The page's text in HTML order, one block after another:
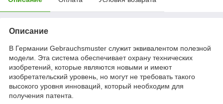
Описание
В Германии Gebrauchsmuster служит эквивалентом полезной
модели. Эта система обеспечивает охрану технических
изобретений, которые являются новыми и имеют
изобретательский уровень, но могут не требовать такого
высокого уровня инноваций, который необходим для
получения патента.